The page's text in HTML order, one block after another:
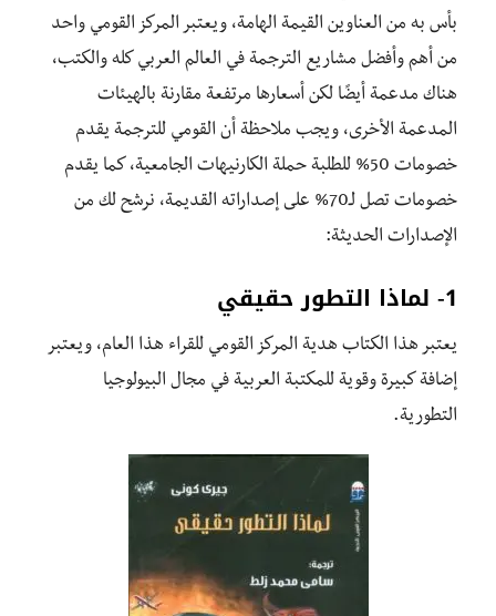
بأس به من العناوين القيمة الهامة، ويعتبر المركز القومي واحد
من أهم وأفضل مشاريع الترجمة في العالم العربي كله والكتب،
هناك مدعمة أيضًا لكن أسعارها مرتفعة مقارنة بالهيئات
المدعمة الأخرى، ويجب ملاحظة أن القومي للترجمة يقدم
خصومات 50% للطلبة حملة الكارنيهات الجامعية، كما يقدم
خصومات تصل لـ70% على إصداراته القديمة، نرشح لك من
الإصدارات الحديثة:
1- لماذا التطور حقيقي
يعتبر هذا الكتاب هدية المركز القومي للقراء هذا العام، ويعتبر
إضافة كبيرة وقوية للمكتبة العربية في مجال البيولوجيا
التطورية.